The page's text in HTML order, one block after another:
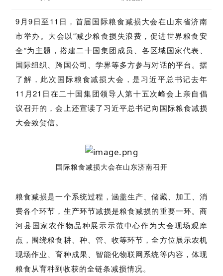
9月9日至11日，首届国际粮食减损大会在山东省济南
市举办。大会以“减少粮食损失浪费，促进世界粮食安
全”为主题，搭建二十国集团成员、各区域国家代表、
国际组织、跨国公司、学界等多方参与对话的平台。据
了解，此次国际粮食减损大会，是习近平总书记去年
11月21日在二十国集团领导人第十五次峰会上亲自倡
议召开的，会上还宣读了习近平总书记向国际粮食减损
大会致贺信。
国际粮食减损大会在山东济南召开
粮食减损是一个系统过程，涵盖生产、储藏、加工、消
费各个环节，生产环节减损是粮食减损的重要一环。商
河县国家农作物品种展示示范中心作为大会现场观摩
点，围绕粮食耕、种、管、收等环节，全方位展示农机
现场作业、育种成果、智能化物联网系统等内容，体现
粮食从育种到收获的全链条减损情况。